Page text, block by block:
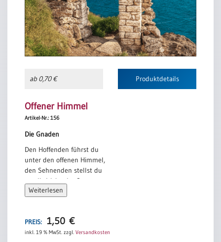
ab 0,70 € Produktdetails
Offener Himmel
Artikel-Nr.: 156
Die Gnaden
Den Hoffenden führst du
unter den offenen Himmel,
den Sehnenden stellst du
vor die Weite der See,
und dem, der verloren war,
Uwe Kolbe
Weiterlesen
PREIS: 1,50 €
inkl. 19 % MwSt. zzgl. Versandkosten